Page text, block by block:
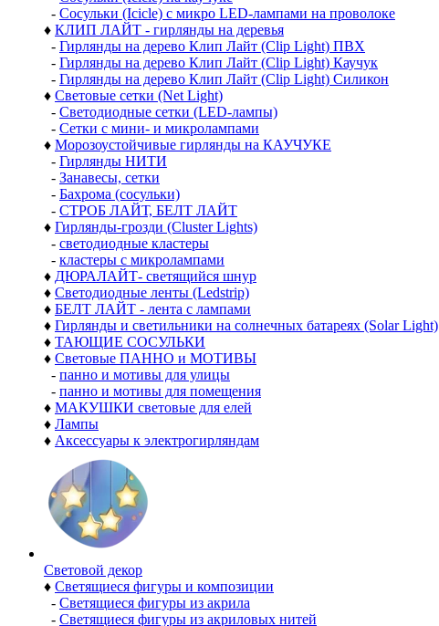
- Сосульки (Icicle) с микро LED-лампами на проволоке
♦ КЛИП ЛАЙТ - гирлянды на деревья
- Гирлянды на дерево Клип Лайт (Clip Light) ПВХ
- Гирлянды на дерево Клип Лайт (Clip Light) Каучук
- Гирлянды на дерево Клип Лайт (Clip Light) Силикон
♦ Световые сетки (Net Light)
- Светодиодные сетки (LED-лампы)
- Сетки с мини- и микролампами
♦ Морозоустойчивые гирлянды на КАУЧУКЕ
- Гирлянды НИТИ
- Занавесы, сетки
- Бахрома (сосульки)
- СТРОБ ЛАЙТ, БЕЛТ ЛАЙТ
♦ Гирлянды-грозди (Cluster Lights)
- светодиодные кластеры
- кластеры с микролампами
♦ ДЮРАЛАЙТ- светящийся шнур
♦ Светодиодные ленты (Ledstrip)
♦ БЕЛТ ЛАЙТ - лента с лампами
♦ Гирлянды и светильники на солнечных батареях (Solar Light)
♦ ТАЮЩИЕ СОСУЛЬКИ
♦ Световые ПАННО и МОТИВЫ
- панно и мотивы для улицы
- панно и мотивы для помещения
♦ МАКУШКИ световые для елей
♦ Лампы
♦ Аксессуары к электрогирляндам
Световой декор
♦ Светящиеся фигуры и композиции
- Светящиеся фигуры из акрила
- Светящиеся фигуры из акриловых нитей